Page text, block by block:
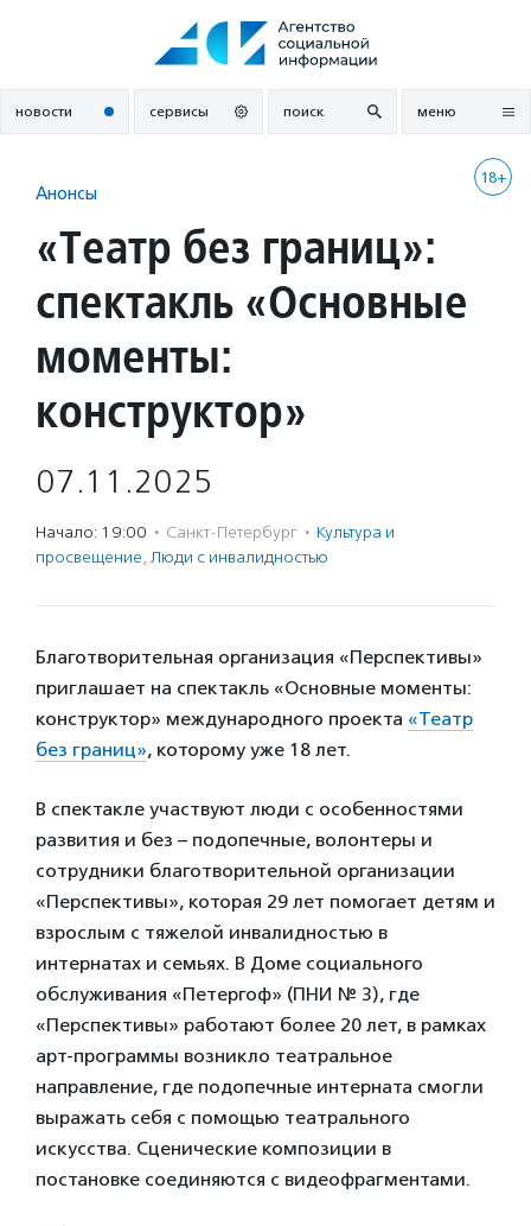
новости сервисы поиск меню
18+
Анонсы
«Театр без границ»:
спектакль «Основные
моменты:
конструктор»
07.11.2025
Начало: 19:00 · Санкт-Петербург · Культура и
просвещение, Люди с инвалидностью
Благотворительная организация «Перспективы»
приглашает на спектакль «Основные моменты:
конструктор» международного проекта «Театр
без границ», которому уже 18 лет.
В спектакле участвуют люди с особенностями
развития и без – подопечные, волонтеры и
сотрудники благотворительной организации
«Перспективы», которая 29 лет помогает детям и
взрослым с тяжелой инвалидностью в
интернатах и семьях. В Доме социального
обслуживания «Петергоф» (ПНИ № 3), где
«Перспективы» работают более 20 лет, в рамках
арт-программы возникло театральное
направление, где подопечные интерната смогли
выражать себя c помощью театрального
искусства. Cценические композиции в
постановке соединяются с видеофрагментами.